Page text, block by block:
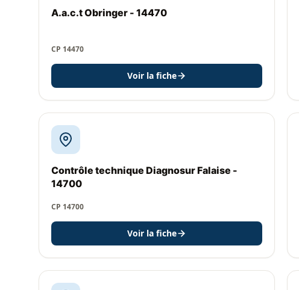
A.a.c.t Obringer - 14470
CP 14470
Voir la fiche
Contrôle technique Diagnosur Falaise -
14700
CP 14700
Voir la fiche